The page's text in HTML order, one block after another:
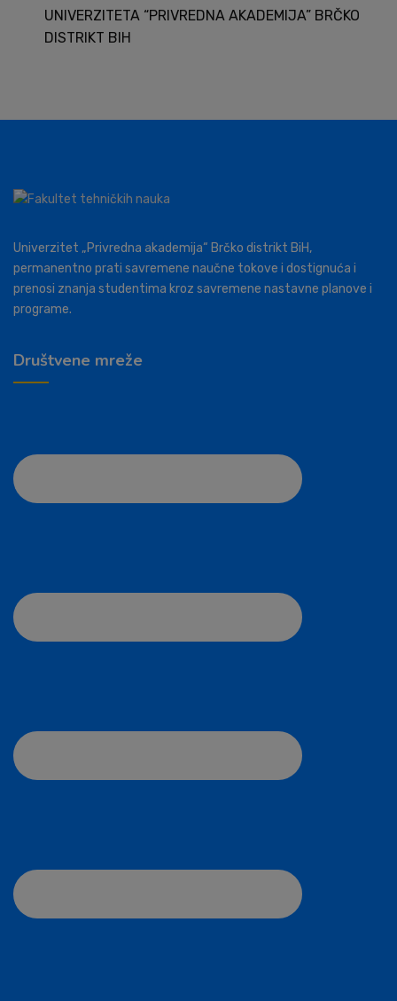
UNIVERZITETA “PRIVREDNA AKADEMIJA” BRČKO
DISTRIKT BIH
Univerzitet „Privredna akademija“ Brčko distrikt BiH,
permanentno prati savremene naučne tokove i dostignuća i
prenosi znanja studentima kroz savremene nastavne planove i
programe.
Društvene mreže